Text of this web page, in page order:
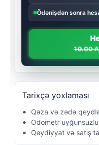
Ödənişdən sonra
10.00
Tarixçə yoxlaması
Qəza və zədə
Odometr
Qeydiyyat və satış